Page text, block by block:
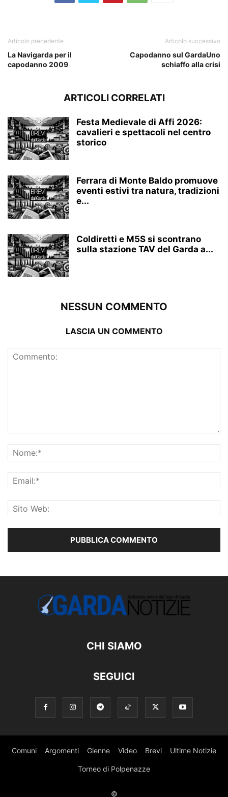
Articolo precedente
La Navigarda per il
capodanno 2009
Articolo successivo
Capodanno sul GardaUno
schiaffo alla crisi
ARTICOLI CORRELATI
Festa Medievale di Affi 2026:
cavalieri e spettacoli nel centro
storico
Ferrara di Monte Baldo promuove
eventi estivi tra natura, tradizioni
e...
Coldiretti e M5S si scontrano
sulla stazione TAV del Garda a...
NESSUN COMMENTO
LASCIA UN COMMENTO
CHI SIAMO
SEGUICI
Comuni Argomenti Gienne Video Brevi Ultime Notizie
Torneo di Polpenazze
©